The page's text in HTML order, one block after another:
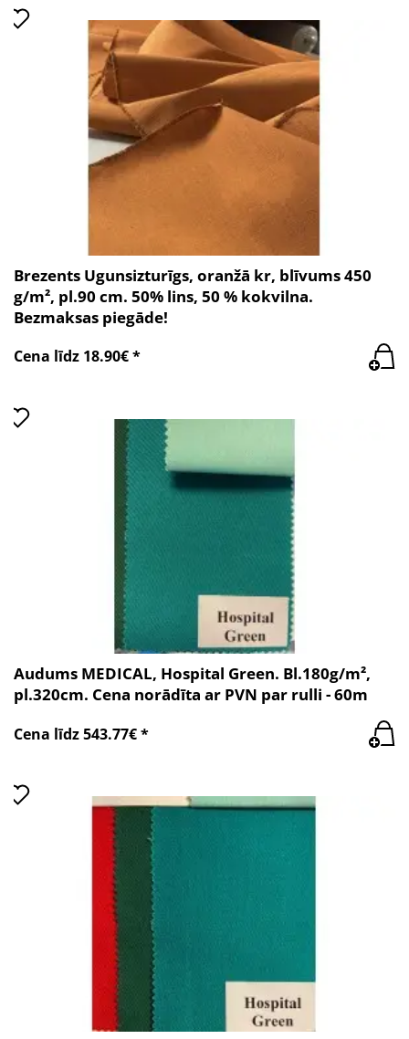
Brezents Ugunsizturīgs, oranžā kr, blīvums 450
g/m², pl.90 cm. 50% lins, 50 % kokvilna.
Bezmaksas piegāde!
Cena līdz 18.90€ *
Audums MEDICAL, Hospital Green. Bl.180g/m²,
pl.320cm. Cena norādīta ar PVN par rulli - 60m
Cena līdz 543.77€ *